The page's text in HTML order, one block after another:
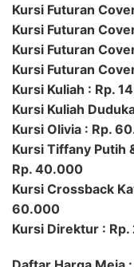
Kursi Futuran
Kursi Futuran
Kursi Futuran
Kursi Futuran
Kursi Kuliah : Rp.
Kursi Kuliah
Kursi Olivia : Rp.
Kursi Tiffany Putih
Rp. 40.000
Kursi Crossback
60.000
Kursi Direktur :